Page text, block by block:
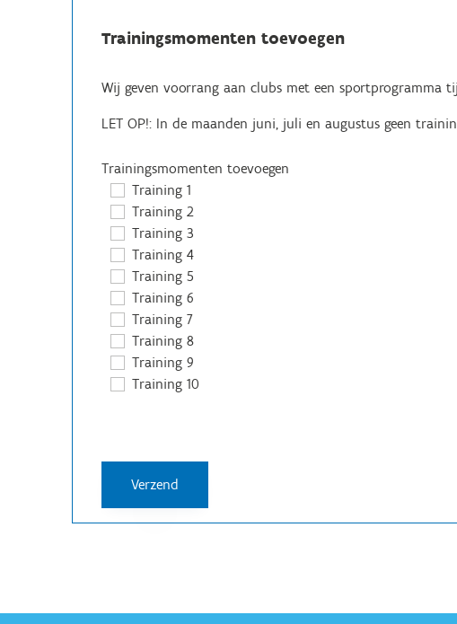
Trainingsmomenten toevoegen
Wij geven voorrang aan clubs met een sportprogramma
LET OP!: In de maanden juni, juli en augustus geen
Trainingsmomenten toevoegen
Training 1
Training 2
Training 3
Training 4
Training 5
Training 6
Training 7
Training 8
Training 9
Training 10